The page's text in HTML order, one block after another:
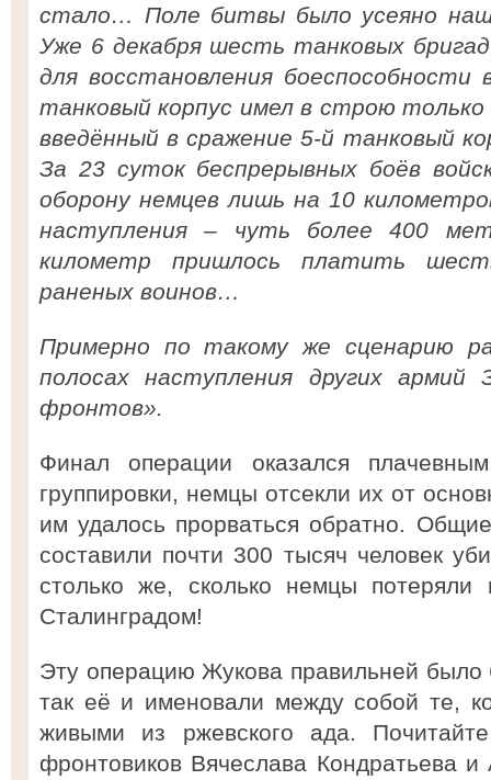
стало… Поле битвы было усеяно
Уже 6 декабря шесть танковых
для восстановления
танковый корпус имел в строю только
введённый в сражение 5-й танковый
За 23 суток беспрерывных боёв
оборону немцев лишь на 10
наступления – чуть более 400
километр пришлось платить
раненых воинов…
Примерно по такому же сценарию
полосах наступления других армий
фронтов».
Финал операции оказался
группировки, немцы отсекли их от
им удалось прорваться обратно.
составили почти 300 тысяч человек
столько же, сколько немцы
Сталинградом!
Эту операцию Жукова правильней
так её и именовали между собой те,
живыми из ржевского ада.
фронтовиков Вячеслава Кондратьева и